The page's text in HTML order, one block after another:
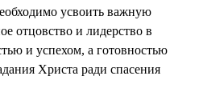
усвоить важную
отцовство и лидерство в
и успехом, а готовностью
Христа ради спасения